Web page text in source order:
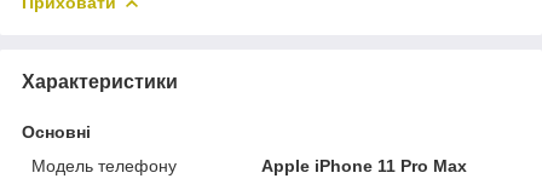
Характеристики
Основні
Модель телефону
Apple iPhone 11 Pro Max